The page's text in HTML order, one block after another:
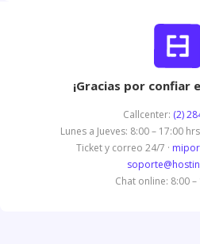
¡Gracias por confiar
Callcenter: (2)
Lunes a Jueves: 8:00 – 17:00
Ticket y correo 24/7 ·
Chat online: 8:00